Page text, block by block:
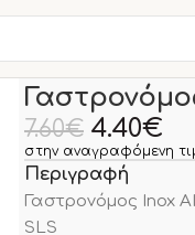
7.60€ 4.40€
στην αναγραφόμενη
Περιγραφή
Γαστρονόμος Inox
SLS